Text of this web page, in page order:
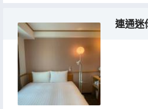
連通迷